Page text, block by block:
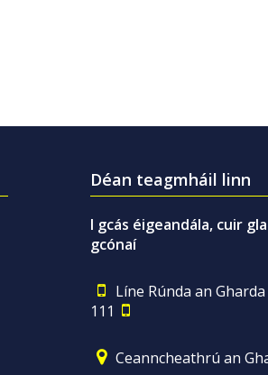
Déan teagmháil linn
I gcás éigeandála, cuir
gcónaí
Líne Rúnda an
111
Ceanncheathrú an